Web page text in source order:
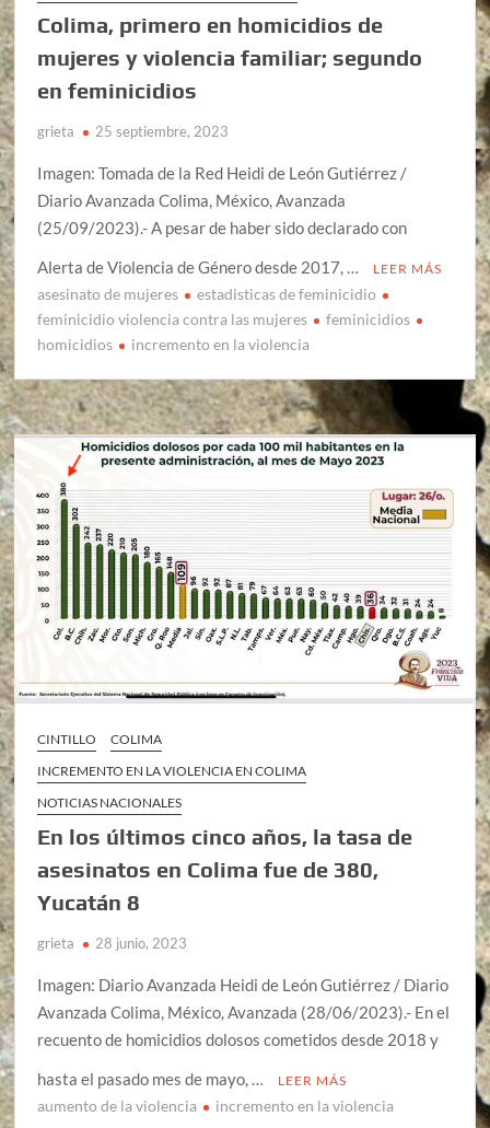
Colima, primero en homicidios de
mujeres y violencia familiar; segundo
en feminicidios
grieta 25 septiembre, 2023
Imagen: Tomada de la Red Heidi de León Gutiérrez /
Diario Avanzada Colima, México, Avanzada
(25/09/2023).- A pesar de haber sido declarado con
Alerta de Violencia de Género desde 2017, …
LEER MÁS
asesinato de mujeres
estadisticas de feminicidio
feminicidio violencia contra las mujeres
feminicidios
homicidios
incremento en la violencia
CINTILLO
COLIMA
INCREMENTO EN LA VIOLENCIA EN COLIMA
NOTICIAS NACIONALES
En los últimos cinco años, la tasa de
asesinatos en Colima fue de 380,
Yucatán 8
grieta 28 junio, 2023
Imagen: Diario Avanzada Heidi de León Gutiérrez / Diario
Avanzada Colima, México, Avanzada (28/06/2023).- En el
recuento de homicidios dolosos cometidos desde 2018 y
hasta el pasado mes de mayo, …
LEER MÁS
aumento de la violencia incremento en la violencia